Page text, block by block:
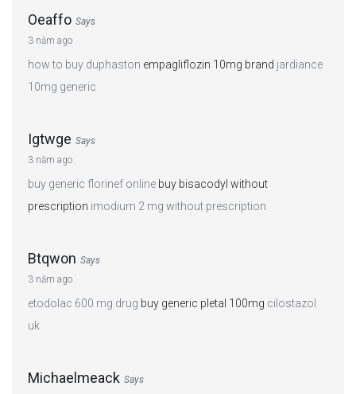
Oeaffo Says
3 năm ago
how to buy duphaston empagliflozin 10mg brand jardiance
10mg generic
Igtwge Says
3 năm ago
buy generic florinef online buy bisacodyl without
prescription imodium 2 mg without prescription
Btqwon Says
3 năm ago
etodolac 600 mg drug buy generic pletal 100mg cilostazol
uk
Michaelmeack Says